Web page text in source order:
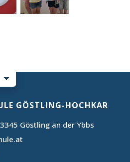
GÖSTLING-HOCHKAR
Göstling an der Ybbs